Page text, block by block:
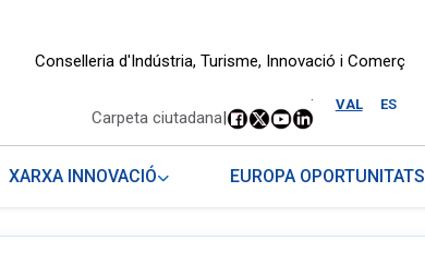
Conselleria d'Indústria, Turisme, Innovació i Comerç
VAL ES
.
Carpeta ciutadana|
XARXA INNOVACIÓ EUROPA OPORTUNITATS